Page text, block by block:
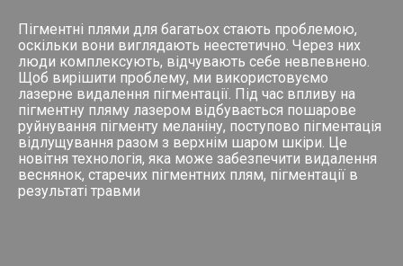
Пігментні плями для багатьох стають проблемою,
оскільки вони виглядають неестетично. Через них
люди комплексують, відчувають себе невпевнено.
Щоб вирішити проблему, ми використовуємо
лазерне видалення пігментації. Під час впливу на
пігментну пляму лазером відбувається пошарове
руйнування пігменту меланіну, поступово пігментація
відлущування разом з верхнім шаром шкіри. Це
новітня технологія, яка може забезпечити видалення
веснянок, старечих пігментних плям, пігментації в
результаті травми